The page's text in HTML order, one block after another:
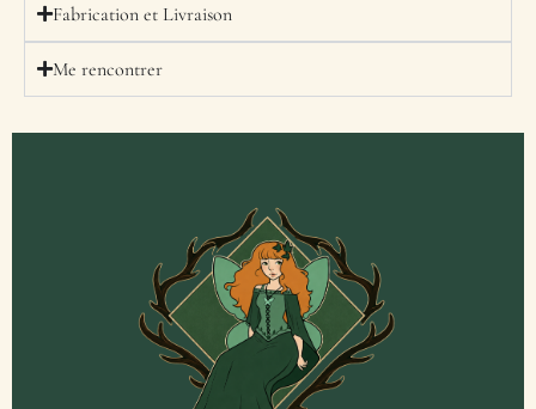
Fabrication et Livraison
Me rencontrer